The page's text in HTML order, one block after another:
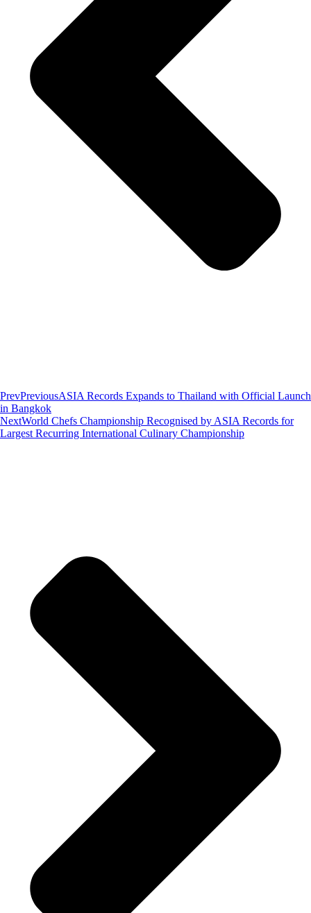
PrevPreviousASIA Records Expands to Thailand with Official Launch
in Bangkok
NextWorld Chefs Championship Recognised by ASIA Records for
Largest Recurring International Culinary Championship